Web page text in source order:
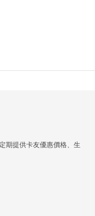
期提供卡友優惠價格、生